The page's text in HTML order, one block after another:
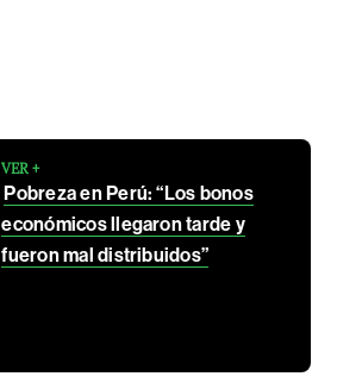
VER +
Pobreza en Perú: “Los bonos
económicos llegaron tarde y
fueron mal distribuidos”